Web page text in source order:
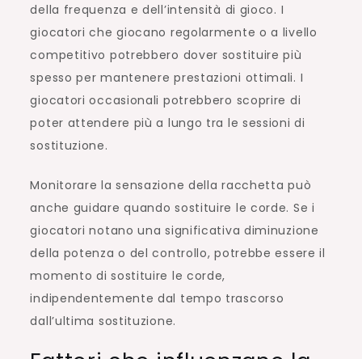
della frequenza e dell’intensità di gioco. I
giocatori che giocano regolarmente o a livello
competitivo potrebbero dover sostituire più
spesso per mantenere prestazioni ottimali. I
giocatori occasionali potrebbero scoprire di
poter attendere più a lungo tra le sessioni di
sostituzione.
Monitorare la sensazione della racchetta può
anche guidare quando sostituire le corde. Se i
giocatori notano una significativa diminuzione
della potenza o del controllo, potrebbe essere il
momento di sostituire le corde,
indipendentemente dal tempo trascorso
dall’ultima sostituzione.